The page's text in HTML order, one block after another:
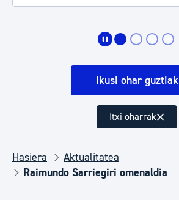
Ikusi ohar guztiak
Itxi oharrak
Hasiera
Aktualitatea
Raimundo Sarriegiri omenaldia